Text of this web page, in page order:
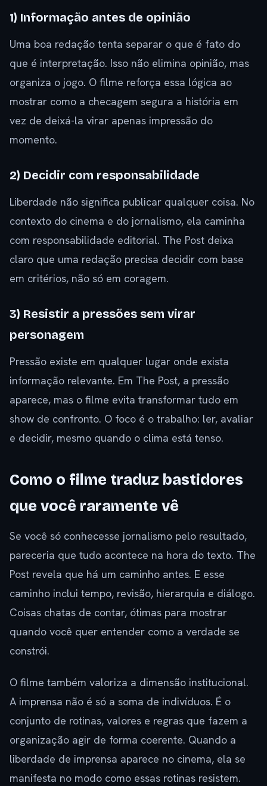
1) Informação antes de opinião
Uma boa redação tenta separar o que é fato do
que é interpretação. Isso não elimina opinião, mas
organiza o jogo. O filme reforça essa lógica ao
mostrar como a checagem segura a história em
vez de deixá-la virar apenas impressão do
momento.
2) Decidir com responsabilidade
Liberdade não significa publicar qualquer coisa. No
contexto do cinema e do jornalismo, ela caminha
com responsabilidade editorial. The Post deixa
claro que uma redação precisa decidir com base
em critérios, não só em coragem.
3) Resistir a pressões sem virar
personagem
Pressão existe em qualquer lugar onde exista
informação relevante. Em The Post, a pressão
aparece, mas o filme evita transformar tudo em
show de confronto. O foco é o trabalho: ler, avaliar
e decidir, mesmo quando o clima está tenso.
Como o filme traduz bastidores
que você raramente vê
Se você só conhecesse jornalismo pelo resultado,
pareceria que tudo acontece na hora do texto. The
Post revela que há um caminho antes. E esse
caminho inclui tempo, revisão, hierarquia e diálogo.
Coisas chatas de contar, ótimas para mostrar
quando você quer entender como a verdade se
constrói.
O filme também valoriza a dimensão institucional.
A imprensa não é só a soma de indivíduos. É o
conjunto de rotinas, valores e regras que fazem a
organização agir de forma coerente. Quando a
liberdade de imprensa aparece no cinema, ela se
manifesta no modo como essas rotinas resistem.